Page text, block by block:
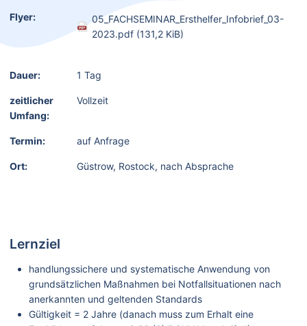
Flyer:
05_FACHSEMINAR_Ersthelfer_Infobrief_03-
2023.pdf (131,2 KiB)
Dauer: 1 Tag
zeitlicher
Umfang:
Vollzeit
Termin: auf Anfrage
Ort: Güstrow, Rostock, nach Absprache
Lernziel
handlungssichere und systematische Anwendung von
grundsätzlichen Maßnahmen bei Notfallsituationen nach
anerkannten und geltenden Standards
Gültigkeit = 2 Jahre (danach muss zum Erhalt eine